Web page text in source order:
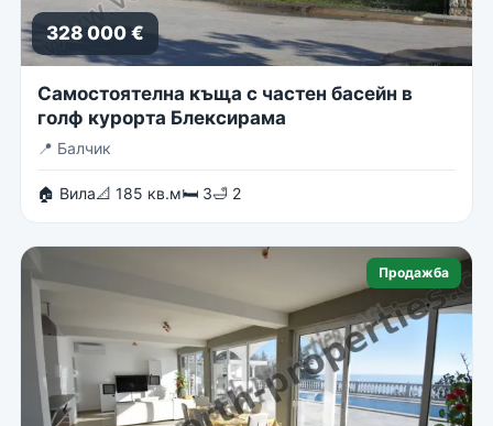
328 000 €
Самостоятелна къща с частен басейн в
голф курорта Блексирама
📍 Балчик
🏠 Вила📐 185 кв.м🛏 3🛁 2
Продажба